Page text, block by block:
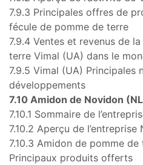
7.9.3 Principales offres de
fécule de pomme de terre
7.9.4 Ventes et revenus de
terre Vimal (UA) dans le
7.9.5 Vimal (UA) Principales
développements
7.10 Amidon de Novidon
7.10.1 Sommaire de
7.10.2 Aperçu de
7.10.3 Amidon de pomme
Principaux produits offerts